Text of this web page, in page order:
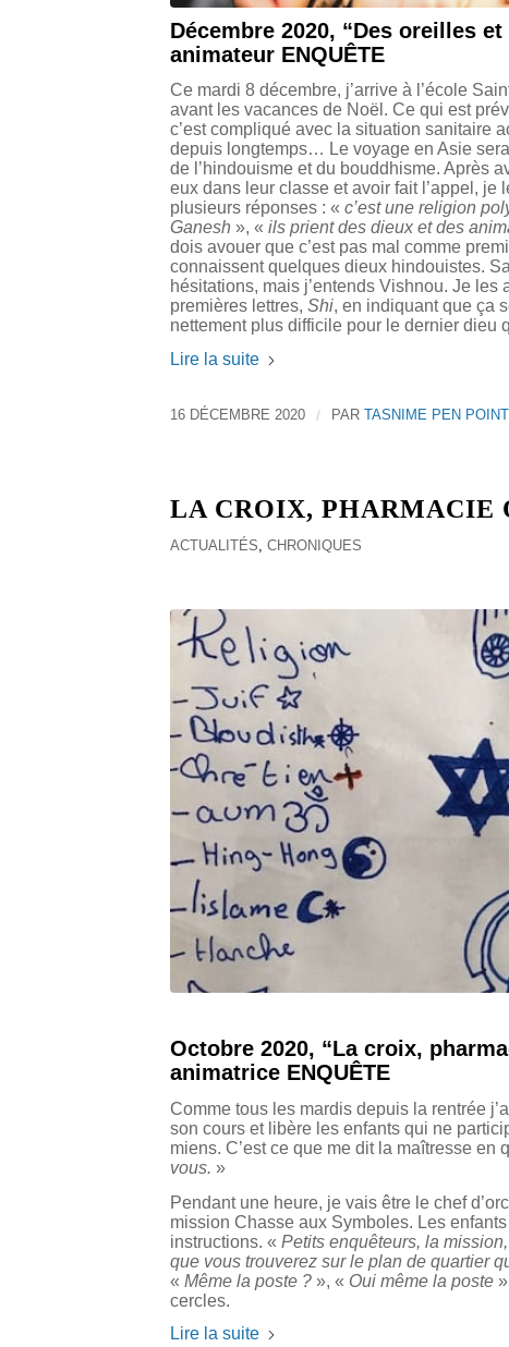
Décembre 2020, “Des oreilles
animateur ENQUÊTE
Ce mardi 8 décembre, j’arrive à l’école
avant les vacances de Noël. Ce qui est
c’est compliqué avec la situation sanitaire
depuis longtemps… Le voyage en Asie
de l’hindouisme et du bouddhisme. Après
eux dans leur classe et avoir fait l’appel, je
plusieurs réponses : « c’est une religion
Ganesh », « ils prient des dieux et des
dois avouer que c’est pas mal comme
connaissent quelques dieux hindouistes.
hésitations, mais j’entends Vishnou. Je
premières lettres, Shi, en indiquant que ça
nettement plus difficile pour le dernier dieu
Lire la suite
16 DÉCEMBRE 2020 / PAR TASNIME PEN POINT
LA CROIX, PHARMACIE
ACTUALITÉS CHRONIQUES
Octobre 2020, “La croix,
animatrice ENQUÊTE
Comme tous les mardis depuis la rentrée
son cours et libère les enfants qui ne
miens. C’est ce que me dit la maîtresse en
vous. »
Pendant une heure, je vais être le chef
mission Chasse aux Symboles. Les
instructions. « Petits enquêteurs, la
que vous trouverez sur le plan de quartier
« Même la poste ? », « Oui même la poste
cercles.
Lire la suite